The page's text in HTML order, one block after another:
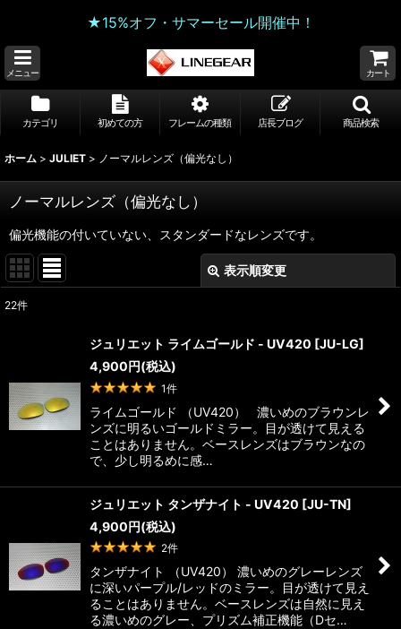
★15%オフ・サマーセール開催中！
メニュー カート
カテゴリ 初めての方 フレームの種類 店長ブログ 商品検索
ホーム > JULIET > ノーマルレンズ（偏光なし）
ノーマルレンズ（偏光なし）
偏光機能の付いていない、スタンダードなレンズです。
表示順変更
絞り込む
22件
ジュリエット ライムゴールド - UV420 [JU-LG]
4,900円(税込)
1件
ライムゴールド （UV420） 濃いめのブラウンレ
ンズに明るいゴールドミラー。目が透けて見える
ことはありません。ベースレンズはブラウンなの
で、少し明るめに感…
ジュリエット タンザナイト - UV420 [JU-TN]
4,900円(税込)
2件
タンザナイト （UV420） 濃いめのグレーレンズ
に深いパープル/レッドのミラー。目が透けて見え
ることはありません。ベースレンズは自然に見え
る濃いめのグレー、プリズム補正機能（Dセ…